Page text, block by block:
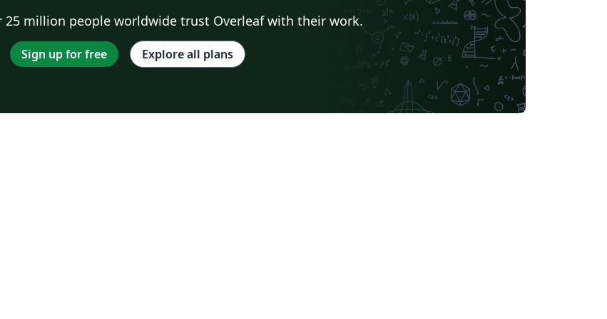
25 million people worldwide trust Overleaf with their work.
Sign up for free Explore all plans